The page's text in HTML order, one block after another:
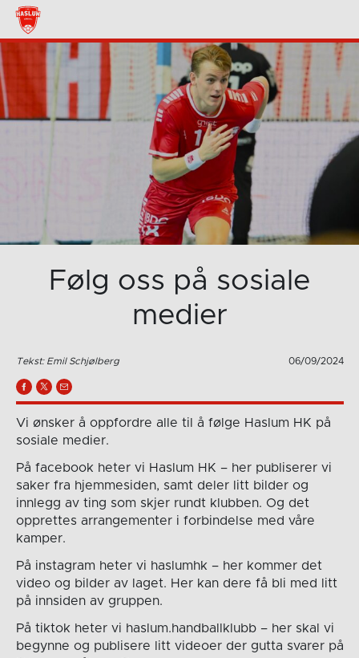
Følg oss på sosiale
medier
Tekst: Emil Schjølberg 06/09/2024
Vi ønsker å oppfordre alle til å følge Haslum HK på
sosiale medier.
På facebook heter vi Haslum HK – her publiserer vi
saker fra hjemmesiden, samt deler litt bilder og
innlegg av ting som skjer rundt klubben. Og det
opprettes arrangementer i forbindelse med våre
kamper.
På instagram heter vi haslumhk – her kommer det
video og bilder av laget. Her kan dere få bli med litt
på innsiden av gruppen.
På tiktok heter vi haslum.handballklubb – her skal vi
begynne og publisere litt videoer der gutta svarer på